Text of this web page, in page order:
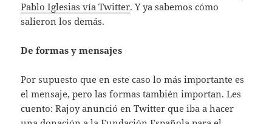
Pablo Iglesias vía Twitter. Y ya sabemos cómo
salieron los demás.
De formas y mensajes
Por supuesto que en este caso lo más importante es
el mensaje, pero las formas también importan. Les
cuento: Rajoy anunció en Twitter que iba a hacer